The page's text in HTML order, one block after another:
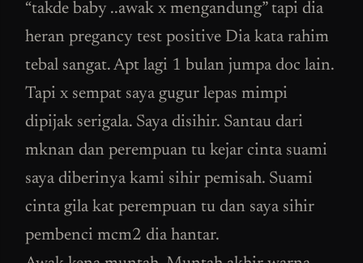
“takde baby ..awak x mengandung” tapi dia
heran pregancy test positive Dia kata rahim
tebal sangat. Apt lagi 1 bulan jumpa doc lain.
Tapi x sempat saya gugur lepas mimpi
dipijak serigala. Saya disihir. Santau dari
mknan dan perempuan tu kejar cinta suami
saya diberinya kami sihir pemisah. Suami
cinta gila kat perempuan tu dan saya sihir
pembenci mcm2 dia hantar.